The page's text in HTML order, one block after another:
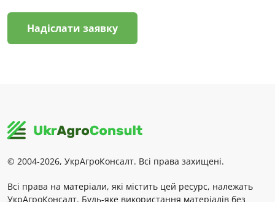
Надіслати заявку
© 2004-2026, УкрАгроКонсалт. Всі права захищені.
Всі права на матеріали, які містить цей ресурс, належать
УкрАгроКонсалт. Будь-яке використання матеріалів без